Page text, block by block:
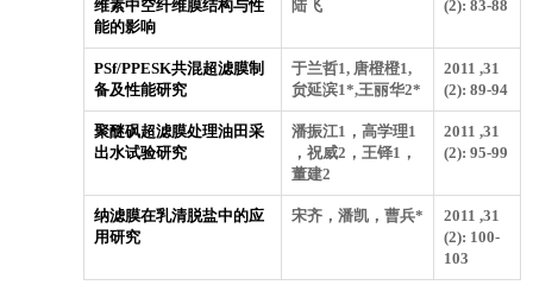
维素中空纤维膜结构与性
能的影响
陆飞
(2): 83-88
PSf/PPESK共混超滤膜制
备及性能研究
于兰哲1, 唐橙橙1,
贠延滨1*,王丽华2*
2011 ,31
(2): 89-94
聚醚砜超滤膜处理油田采
出水试验研究
潘振江1，高学理1
，祝威2，王铎1，
董建2
2011 ,31
(2): 95-99
纳滤膜在乳清脱盐中的应
用研究
宋齐，潘凯，曹兵*
2011 ,31
(2): 100-
103